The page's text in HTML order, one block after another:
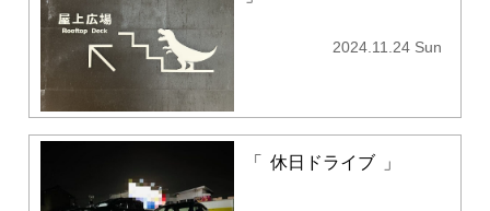
2024.11.24 Sun
「 休日ドライブ 」